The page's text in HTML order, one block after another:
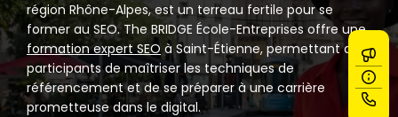
région Rhône-Alpes, est un terreau fertile pour se
former au SEO. The BRIDGE École-Entreprises offre une
formation expert SEO à Saint-Étienne, permettant aux
participants de maîtriser les techniques de
référencement et de se préparer à une carrière
prometteuse dans le digital.